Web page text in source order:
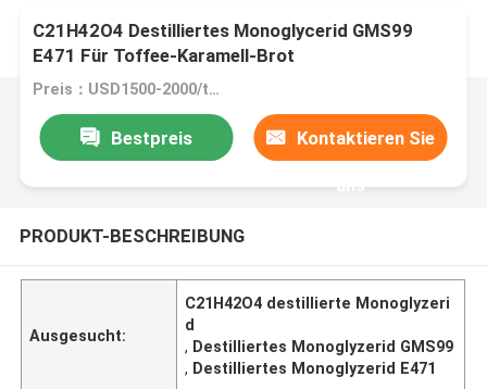
C21H42O4 Destilliertes Monoglycerid GMS99
E471 Für Toffee-Karamell-Brot
Preis：USD1500-2000/ton
Bestpreis Kontaktieren Sie
uns
PRODUKT-BESCHREIBUNG
Ausgesucht:
C21H42O4 destillierte Monoglyzeri
d
, Destilliertes Monoglyzerid GMS99
, Destilliertes Monoglyzerid E471